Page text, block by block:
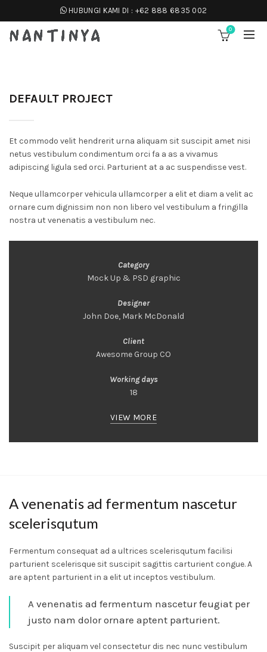
HUBUNGI KAMI DI : +62 888 6835 002
0
DEFAULT PROJECT
Et commodo velit hendrerit urna aliquam sit suscipit amet nisi
netus vestibulum condimentum orci fa a as a vivamus
adipiscing ligula sed orci. Parturient at a ac suspendisse vest.
Neque ullamcorper vehicula ullamcorper a elit et diam a velit ac
ornare cum dignissim non non libero vel vestibulum a fringilla
nostra ut venenatis a vestibulum nec.
Category
Mock Up & PSD graphic
Designer
John Doe, Mark McDonald
Client
Awesome Group CO
Working days
18
VIEW MORE
A venenatis ad fermentum nascetur
scelerisqutum
Fermentum consequat ad a ultrices scelerisqutum facilisi
parturient scelerisque sit suscipit sagittis carturient congue. A
are aptent parturient in a elit ut inceptos vestibulum.
A venenatis ad fermentum nascetur feugiat per
justo nam dolor ornare aptent parturient.
Suscipit per aliquam vel consectetur dis nec nunc vestibulum